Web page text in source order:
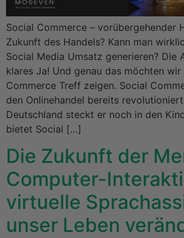
Social Commerce – vorübergehender
Zukunft des Handels? Kann man
Social Media Umsatz generieren? Die
klares Ja! Und genau das möchten wir
Commerce Treff zeigen. Social
den Onlinehandel bereits
Deutschland steckt er noch in den
bietet Social […]
Die Zukunft der
Computer-
virtuelle
unser Leben